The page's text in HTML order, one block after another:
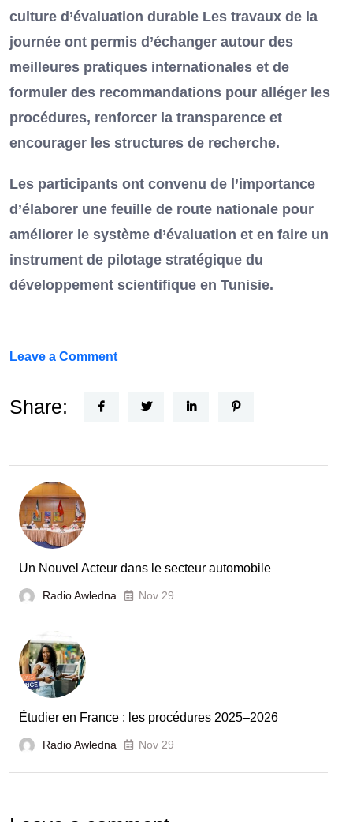
culture d’évaluation durable Les travaux de la
journée ont permis d’échanger autour des
meilleures pratiques internationales et de
formuler des recommandations pour alléger les
procédures, renforcer la transparence et
encourager les structures de recherche.
Les participants ont convenu de l’importance
d’élaborer une feuille de route nationale pour
améliorer le système d’évaluation et en faire un
instrument de pilotage stratégique du
développement scientifique en Tunisie.
Leave a Commenton
Horizon
la
France
et
écoles
Share:
Un Nouvel Acteur dans le secteur automobile
Radio Awledna Nov 29
Étudier en France : les procédures 2025–2026
Radio Awledna Nov 29